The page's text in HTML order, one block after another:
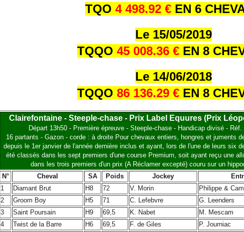
TQO 4 498.92 € EN 6
Le 15/05/2019
TQQO 45 008.36 € EN 8
Le 14/06/2018
TQQO 86 136.29 € EN 8
Clairefontaine - Steeple-chase - Prix Label Equures (Prix
Départ 13h50 - Première épreuve - Steeple-chase - Handicap divisé -
16 partants - Gazon - corde : à droite Pour chevaux entiers, hongres et juments
depuis le 1er janvier de l'année dernière inclus et ayant, lors de l'une de leurs six
été classés dans les sept premiers d'une course Premium, soit ayant reçu une
dans les trois premiers d'un prix (A Réclamer excepté) couru sur un
N°
Cheval SA Poids Jockey
1
Diamant Brut H8 72 V. Morin Philippe &
2
Groom Boy H5 71 C. Lefebvre G. Leenders
3
Saint Poursain H9 69,5 K. Nabet M. Mescam
4
Twist de la Barre H6 69,5 F. de Giles P. Journiac